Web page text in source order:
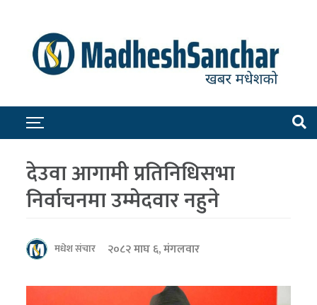
देउवा आगामी प्रतिनिधिसभा
निर्वाचनमा उम्मेदवार नहुने
मधेश संचार २०८२ माघ ६, मंगलवार